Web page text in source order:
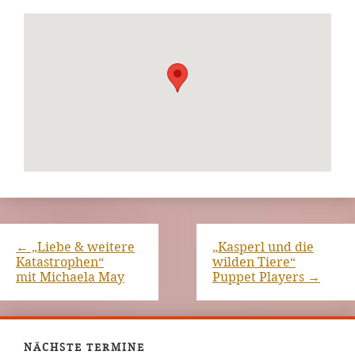
← „Liebe & weitere
Katastrophen“
mit Michaela May
„Kasperl und die
wilden Tiere“
Puppet Players →
NÄCHSTE TERMINE